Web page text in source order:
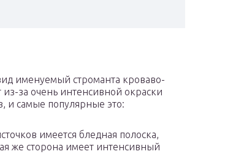
именуемый строманта кроваво-
за очень интенсивной окраски
и самые популярные это:
имеется бледная полоска,
же сторона имеет интенсивный